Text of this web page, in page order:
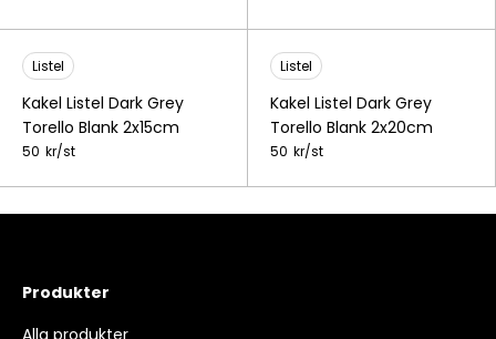
Listel
Kakel Listel Dark Grey
Torello Blank 2x15cm
50 kr/st
Listel
Kakel Listel Dark Grey
Torello Blank 2x20cm
50 kr/st
Produkter
Alla produkter